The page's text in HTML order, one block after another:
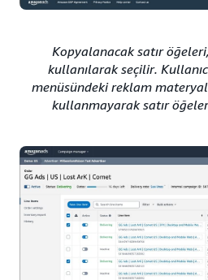
Kopyalanacak satır
kullanılarak seçilir.
menüsündeki reklam
kullanmayarak satır